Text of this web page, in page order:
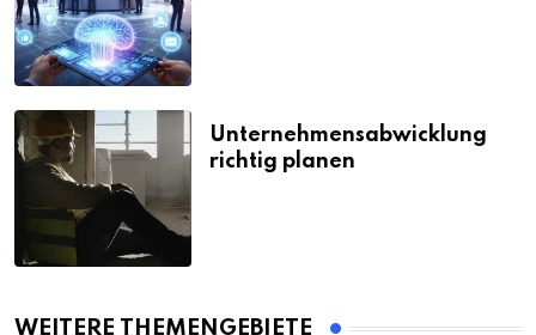
Unternehmensabwicklung
richtig planen
WEITERE THEMENGEBIETE